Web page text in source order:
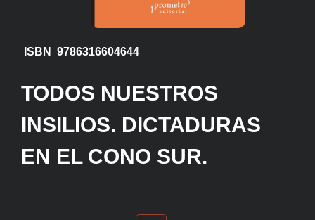
ISBN 9786316604644
TODOS NUESTROS
INSILIOS. DICTADURAS
EN EL CONO SUR.